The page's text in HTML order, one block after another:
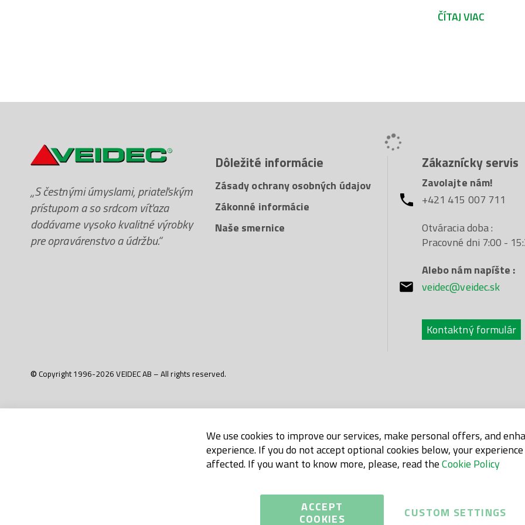
ČÍTAJ VIAC
Sada obsahuje
„S čestnými úmyslami, priateľským
prístupom a so srdcom víťaza
dodávame vysoko kvalitné výrobky
pre opravárenstvo a údržbu.“
Dôležité informácie
Zásady ochrany osobných údajov
Zákonné informácie
Naše smernice
Zákaznícky servis
Zavolajte nám!
+421 415 007 711
Otváracia doba :
Pracovné dni 7:00 -
Alebo nám napíšte :
veidec@veidec.sk
Kontaktný formulár
© Copyright 1996-2026 VEIDEC AB – All rights reserved.
We use cookies to improve our services, make personal offers, and
experience. If you do not accept optional cookies below, your
affected. If you want to know more, please, read theCookie Policy
ACCEPT
COOKIES CUSTOM SETTINGS